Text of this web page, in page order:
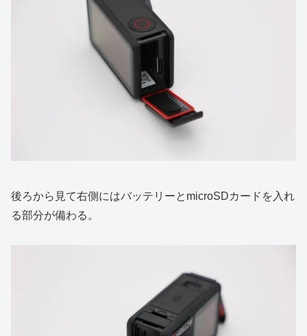
後ろから見て右側にはバッテリーとmicroSDカードを入れ
る部分が備わる。